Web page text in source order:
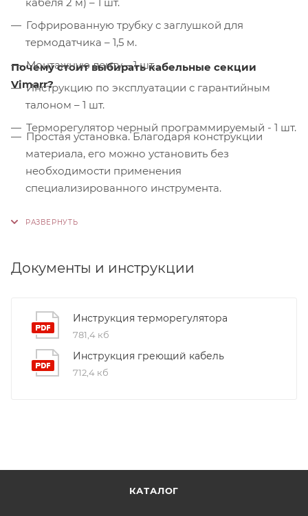
Гофрированную трубку с заглушкой для
термодатчика – 1,5 м.
Монтажную ленту – 1 шт.
Инструкцию по эксплуатации с гарантийным
талоном – 1 шт.
Терморегулятор черный программируемый - 1 шт.
Почему стоит выбирать кабельные секции
Vimarr?
Простая установка. Благодаря конструкции
материала, его можно установить без
необходимости применения
специализированного инструмента.
используются только высококачественные
9001:2015. Это обеспечивает надежность и
Документы и инструкции
Инструкция терморегулятора
781,4 кб
Инструкция греющий кабель
712,4 кб
КАТАЛОГ